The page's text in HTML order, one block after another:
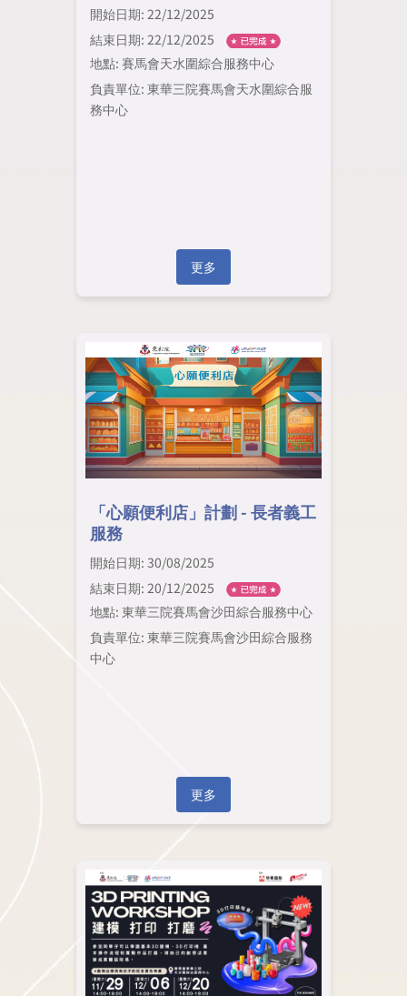
開始日期: 22/12/2025
結束日期: 22/12/2025
地點: 賽馬會天水圍綜合服務中心
負責單位: 東華三院賽馬會天水圍綜合服
務中心
更多
「心願便利店」計劃 - 長者義工
服務
開始日期: 30/08/2025
結束日期: 20/12/2025
地點: 東華三院賽馬會沙田綜合服務中心
負責單位: 東華三院賽馬會沙田綜合服務
中心
更多